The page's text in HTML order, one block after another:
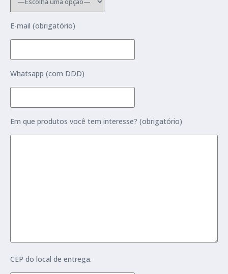
E-mail (obrigatório)
Whatsapp (com DDD)
Em que produtos você tem interesse? (obrigatório)
CEP do local de entrega.